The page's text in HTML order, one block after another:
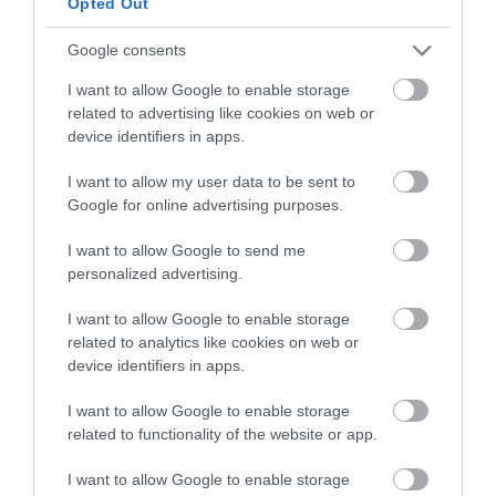
Google consents
I want to allow Google to enable storage
related to advertising like cookies on web or
device identifiers in apps.
I want to allow my user data to be sent to
Google for online advertising purposes.
I want to allow Google to send me
personalized advertising.
I want to allow Google to enable storage
related to analytics like cookies on web or
device identifiers in apps.
I want to allow Google to enable storage
related to functionality of the website or app.
I want to allow Google to enable storage
de una taza), podemos hacerlo en el
microondas.
Volcamos con mucho cuidado la masa de pan
que está dentro del banneton sobre una tabla
previamente forrada con papel de horno. Con
ayuda de una cuchilla realizamos un corte en
la superficie. En esta ocasión realicé un corte
central sencillo.
ayudándonos con la tabla (deslizando el pan
sobre el chapón) y vertemos el agua hirviendo
sobre la bandeja con piedras, cerramos la
puerta. Debemos procurar hacerlo con la
mayor brevedad posible para no perder la
temperatura interior del horno.
Reducimos la temperatura a 210ºCy dejamos
20 minutos con calor solo abajo, apagamos
la placa superior* . Apagando el calor de